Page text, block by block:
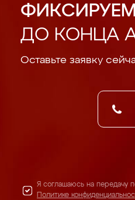
ДО КОНЦА
Оставьте заявку
Я соглашаюсь на передачу
Политике